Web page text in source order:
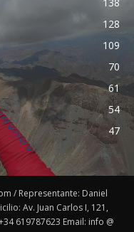
138
128
109
70
61
54
47
/ Representante: Daniel
Av. Juan Carlos I, 121,
619787623 Email: info @